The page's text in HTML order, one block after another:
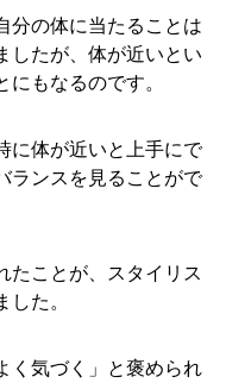
分の体に当たることは
したが、体が近いとい
もなるのです。
に体が近いと上手にで
ランスを見ることがで
たことが、スタイリス
た。
く気づく」と褒められ